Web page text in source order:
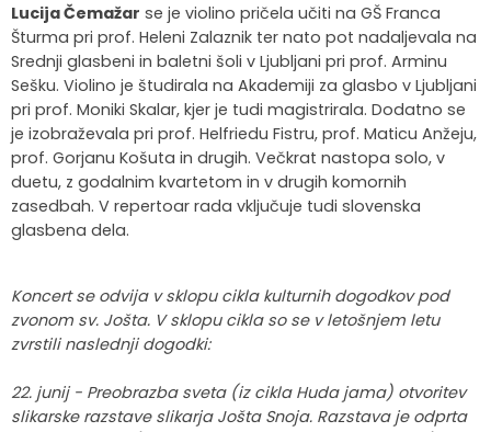
Lucija Čemažar se je violino pričela učiti na GŠ Franca
Šturma pri prof. Heleni Zalaznik ter nato pot nadaljevala na
Srednji glasbeni in baletni šoli v Ljubljani pri prof. Arminu
Sešku. Violino je študirala na Akademiji za glasbo v Ljubljani
pri prof. Moniki Skalar, kjer je tudi magistrirala. Dodatno se
je izobraževala pri prof. Helfriedu Fistru, prof. Maticu Anžeju,
prof. Gorjanu Košuta in drugih. Večkrat nastopa solo, v
duetu, z godalnim kvartetom in v drugih komornih
zasedbah. V repertoar rada vključuje tudi slovenska
glasbena dela.
Koncert se odvija v sklopu cikla kulturnih dogodkov pod
zvonom sv. Jošta. V sklopu cikla so se v letošnjem letu
zvrstili naslednji dogodki:
22. junij - Preobrazba sveta (iz cikla Huda jama) otvoritev
slikarske razstave slikarja Jošta Snoja. Razstava je odprta